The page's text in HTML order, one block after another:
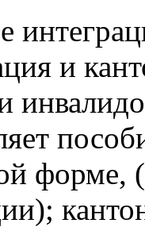
и
форме,